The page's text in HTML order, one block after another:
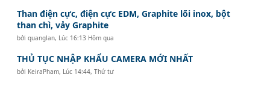
Than điện cực, điện cực EDM, Graphite lõi inox, bột
than chì, vảy Graphite
bởiquanglan, Lúc 16:13 Hôm qua
THỦ TỤC NHẬP KHẨU CAMERA MỚI NHẤT
bởi KeiraPham, Lúc 14:44, Thứ tư